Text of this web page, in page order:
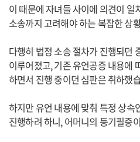
이 때문에 자녀들 사이에 의견이
소송까지 고려해야 하는 복잡한 상
다행히 법정 소송 절차가 진행되던
이루어졌고, 기존 유언공증 내용에
하면서 진행 중이던 심판은 취하했
하지만 유언 내용에 맞춰 특정 상속
진행하려 하니, 어머니의 등기필증